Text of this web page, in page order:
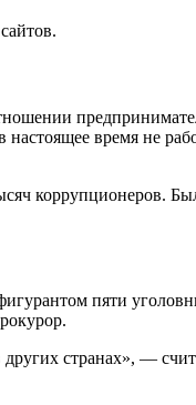
настоящее время не
коррупционеров.
пяти
странах», —